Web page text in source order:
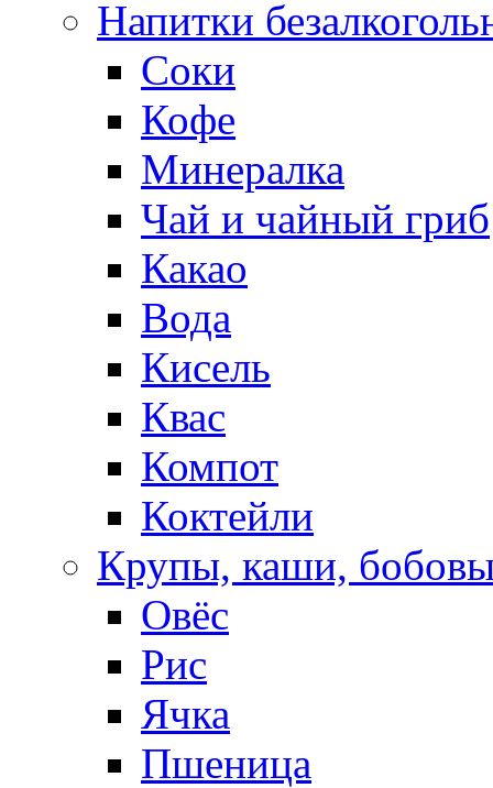
Напитки
Соки
Кофе
Минералка
Чай и чайный гриб
Какао
Вода
Кисель
Квас
Компот
Коктейли
Крупы, каши,
Овёс
Рис
Ячка
Пшеница